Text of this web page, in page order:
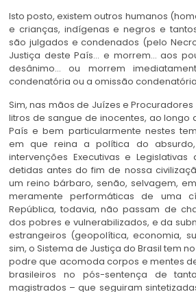
Isto posto, existem outros humanos
e crianças, indígenas e negros e
são julgados e condenados (pelo
Justiça deste País… e morrem… aos
desânimo… ou morrem
condenatória ou a omissão
Sim, nas mãos de Juízes e
litros de sangue de inocentes, ao longo
País e bem particularmente nestes
em que reina a política do
intervenções Executivas e
detidas antes do fim de nossa
um reino bárbaro, senão, selvagem,
meramente performáticas de uma
República, todavia, não passam de
dos pobres e vulnerabilizados, e da
estrangeiros (geopolítica, economia,
sim, o Sistema de Justiça do Brasil tem
podre que acomoda corpos e mentes
brasileiros no pós-sentença de
magistrados – que seguiram